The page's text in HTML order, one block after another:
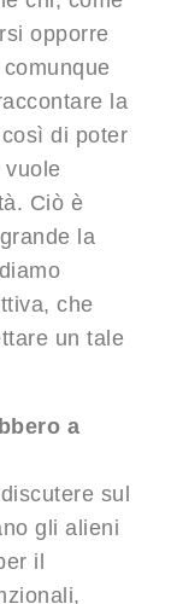
opporre
la
di poter
vuole
Ciò è
la
che
un tale
a
sul
gli alieni
il